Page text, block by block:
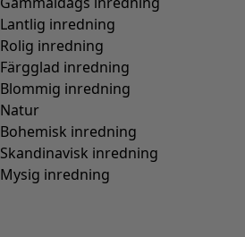
Lantlig inredning
Rolig inredning
Färgglad inredning
Blommig inredning
Natur
Bohemisk inredning
Skandinavisk inredning
Mysig inredning